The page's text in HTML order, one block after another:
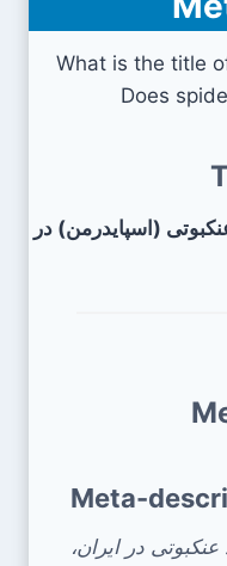
What is the title
Does
(اسپایدرمن) در
Meta-
در ایران،